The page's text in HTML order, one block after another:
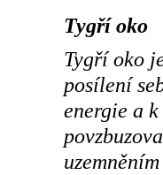
Tygří oko
Tygří oko
posílení
energie a